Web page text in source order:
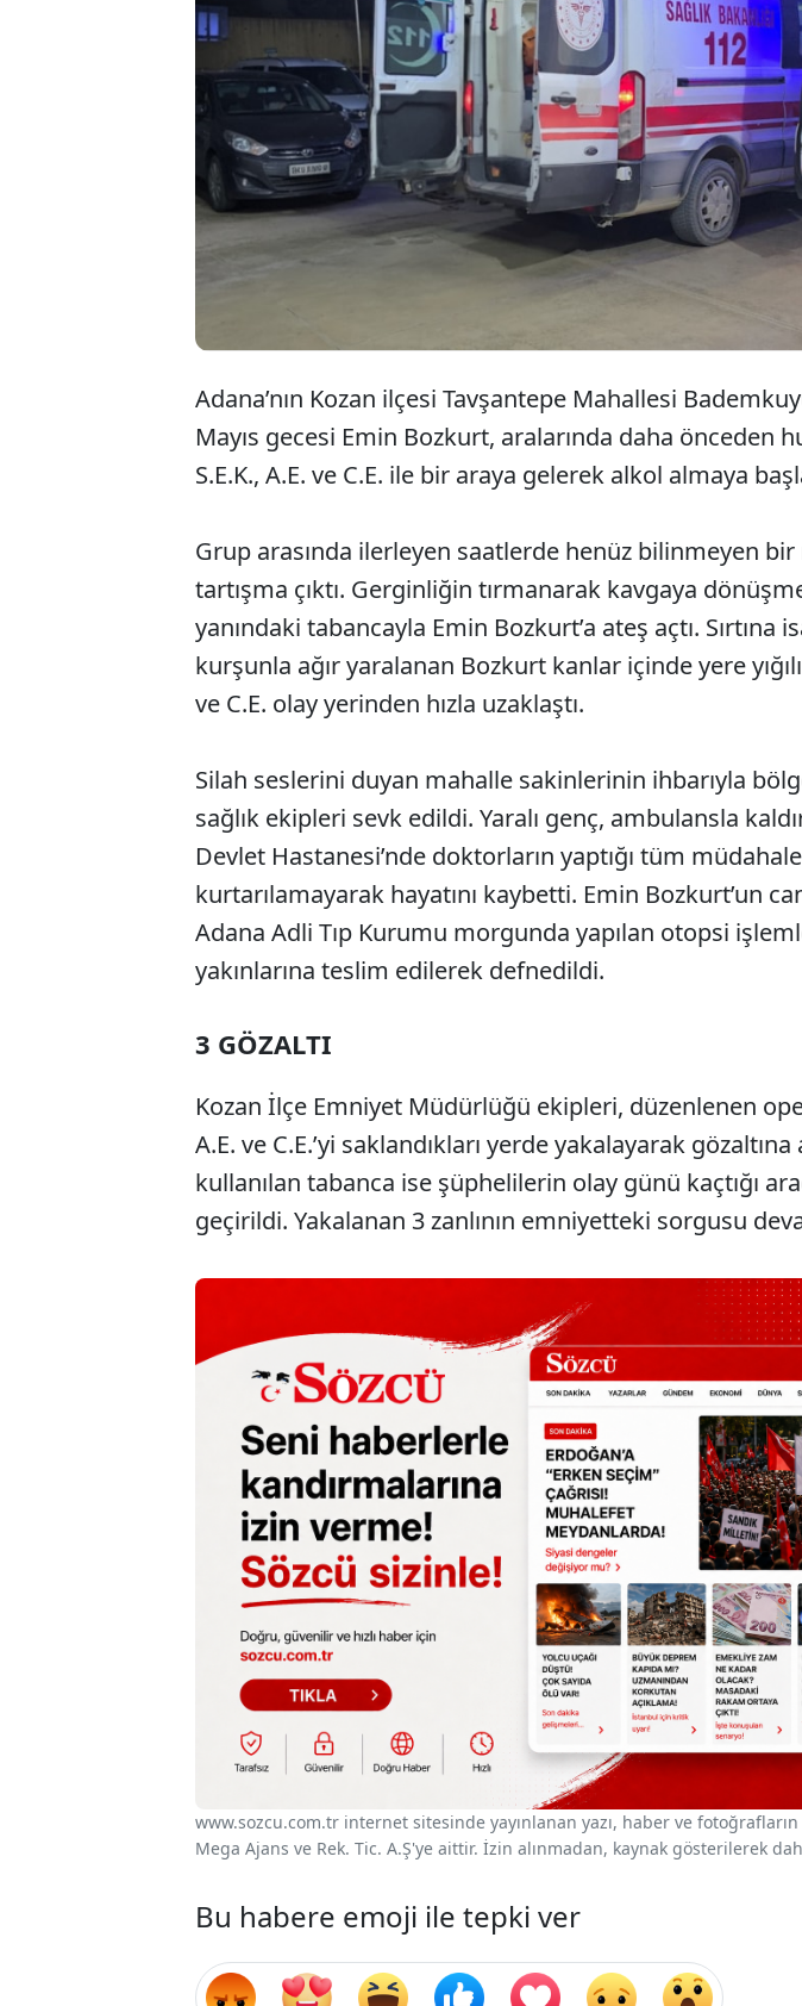
Adana'nın Kozan ilçesinde husumetli
alkol aldığı sırada çıkan kavgada sırtından
Emin Bozkurt (25) hastanede yaşamını
kaçan cinayet şüphelisi dahil 3 kişi polis
Adana’nın Kozan ilçesi Tavşantepe Mahallesi
Mayıs gecesi Emin Bozkurt, aralarında daha önceden
S.E.K., A.E. ve C.E. ile bir araya gelerek alkol almaya
Grup arasında ilerleyen saatlerde henüz bilinmeyen
tartışma çıktı. Gerginliğin tırmanarak kavgaya
yanındaki tabancayla Emin Bozkurt’a ateş açtı. Sırtına
kurşunla ağır yaralanan Bozkurt kanlar içinde yere
ve C.E. olay yerinden hızla uzaklaştı.
Silah seslerini duyan mahalle sakinlerinin ihbarıyla
sağlık ekipleri sevk edildi. Yaralı genç, ambulansla
Devlet Hastanesi’nde doktorların yaptığı tüm
kurtarılamayarak hayatını kaybetti. Emin Bozkurt’un
Adana Adli Tıp Kurumu morgunda yapılan otopsi
yakınlarına teslim edilerek defnedildi.
3 GÖZALTI
Kozan İlçe Emniyet Müdürlüğü ekipleri, düzenlenen
A.E. ve C.E.’yi saklandıkları yerde yakalayarak
kullanılan tabanca ise şüphelilerin olay günü kaçtığı
geçirildi. Yakalanan 3 zanlının emniyetteki sorgusu
www.sozcu.com.tr internet sitesinde yayınlanan yazı, haber ve
Mega Ajans ve Rek. Tic. A.Ş'ye aittir. İzin alınmadan, kaynak gösterilerek
Bu habere emoji ile tepki ver